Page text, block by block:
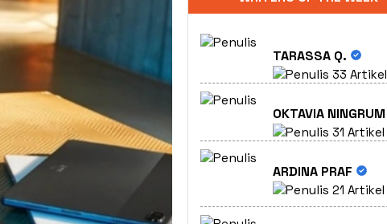
TARASSA Q.
33 Artikel
OKTAVIA NINGRUM
31 Artikel
ARDINA PRAF
21 Artikel